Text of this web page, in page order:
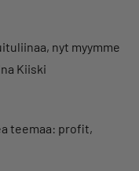
nyt myymme
Kiiski
teemaa: profit,